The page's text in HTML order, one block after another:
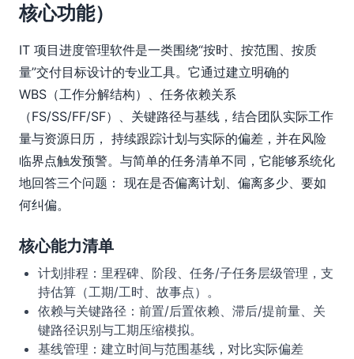
核心功能）
IT 项目进度管理软件是一类围绕“按时、按范围、按质
量”交付目标设计的专业工具。它通过建立明确的
WBS（工作分解结构）、任务依赖关系
（FS/SS/FF/SF）、关键路径与基线，结合团队实际工作
量与资源日历， 持续跟踪计划与实际的偏差，并在风险
临界点触发预警。与简单的任务清单不同，它能够系统化
地回答三个问题： 现在是否偏离计划、偏离多少、要如
何纠偏。
核心能力清单
计划排程：里程碑、阶段、任务/子任务层级管理，支
持估算（工期/工时、故事点）。
依赖与关键路径：前置/后置依赖、滞后/提前量、关
键路径识别与工期压缩模拟。
基线管理：建立时间与范围基线，对比实际偏差